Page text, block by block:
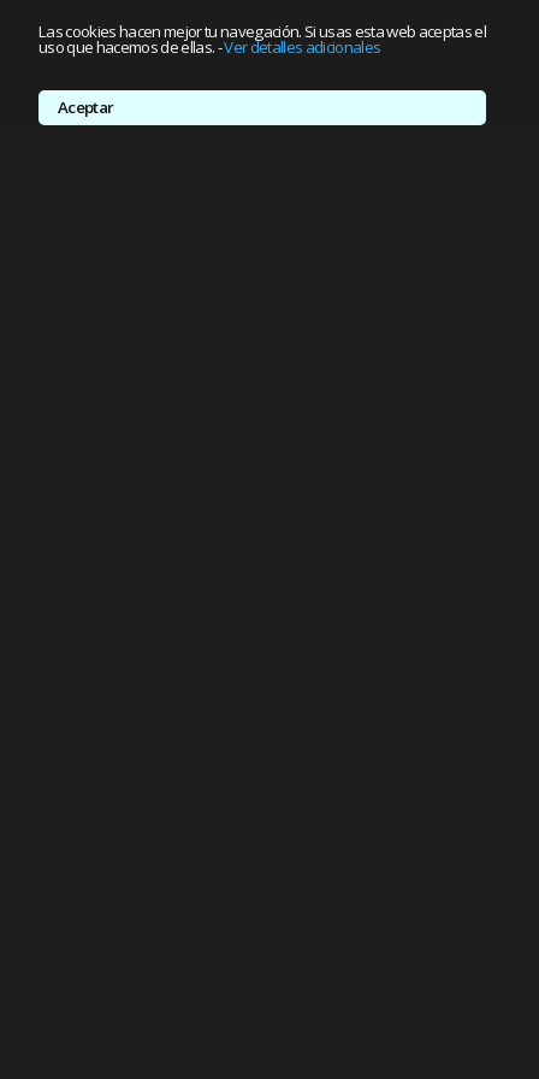
Las cookies hacen mejor tu navegación. Si usas esta web aceptas el
uso que hacemos de ellas.-Ver detalles adicionales
Aceptar